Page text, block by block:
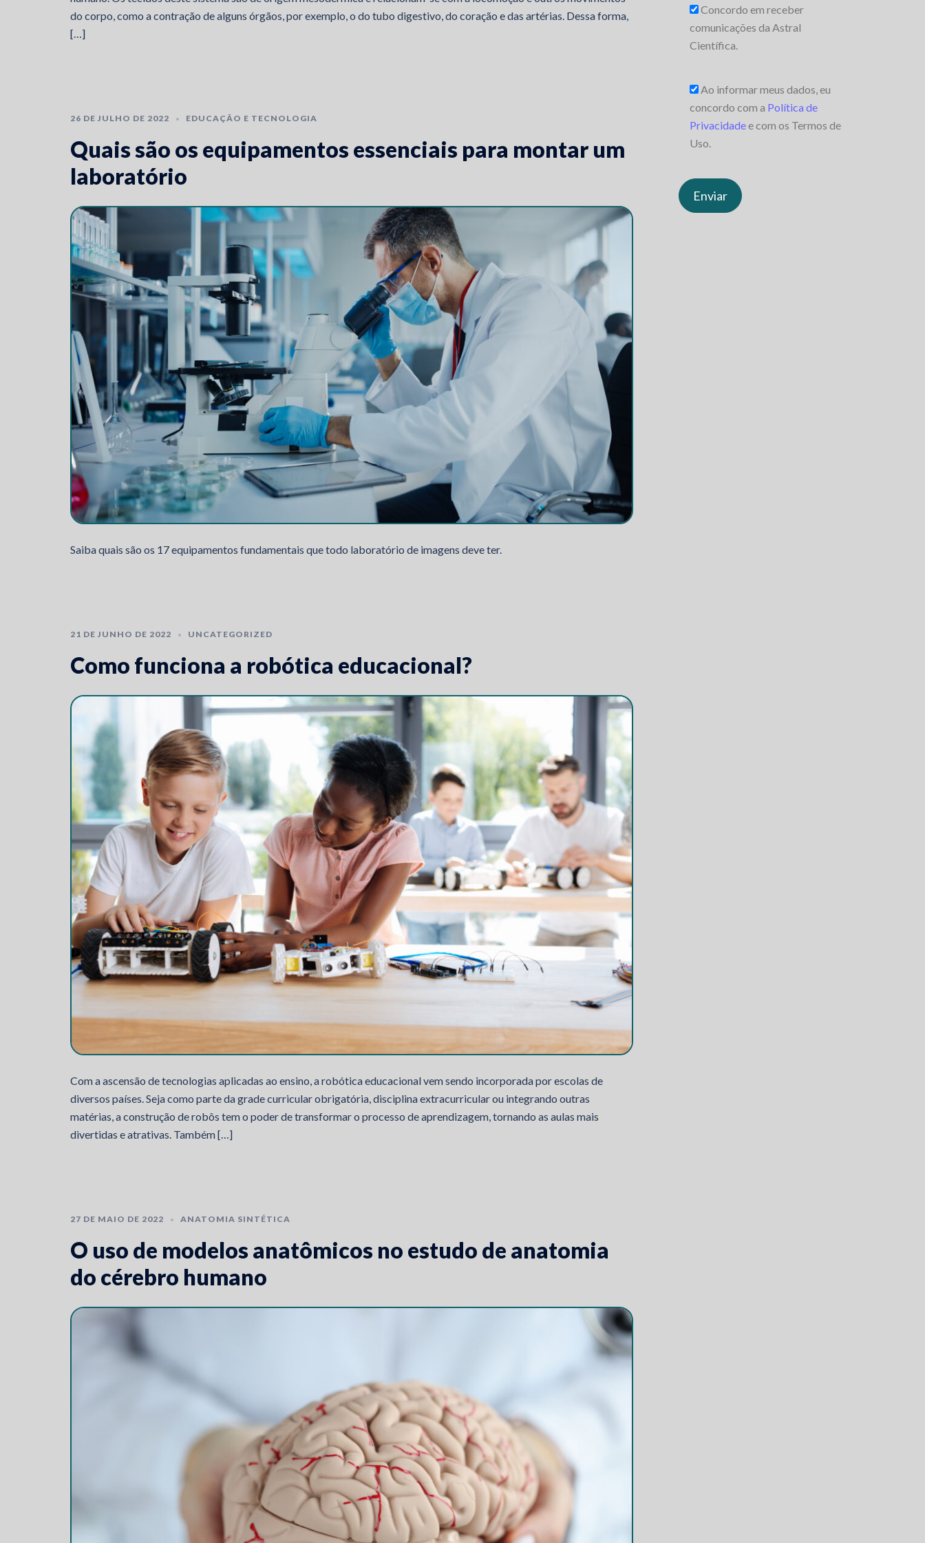
do corpo, como a contração de alguns órgãos, por exemplo, o do tubo digestivo, do coração e das artérias. Dessa forma,
[…]
26 DE JULHO DE 2022 EDUCAÇÃO E TECNOLOGIA
Quais são os equipamentos essenciais para montar um
laboratório
Saiba quais são os 17 equipamentos fundamentais que todo laboratório de imagens deve ter.
21 DE JUNHO DE 2022 UNCATEGORIZED
Como funciona a robótica educacional?
Com a ascensão de tecnologias aplicadas ao ensino, a robótica educacional vem sendo incorporada por escolas de
diversos países. Seja como parte da grade curricular obrigatória, disciplina extracurricular ou integrando outras
matérias, a construção de robôs tem o poder de transformar o processo de aprendizagem, tornando as aulas mais
divertidas e atrativas. Também […]
27 DE MAIO DE 2022 ANATOMIA SINTÉTICA
O uso de modelos anatômicos no estudo de anatomia
do cérebro humano
Concordo em receber
comunicações da Astral
Científica.
Ao informar meus dados, eu
concordo com a Política de
Privacidadee com os Termos de
Uso.